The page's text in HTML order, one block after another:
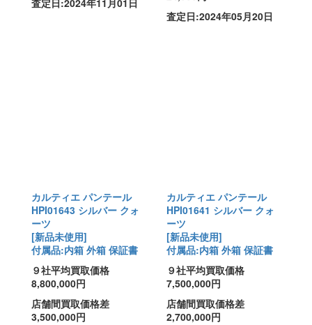
査定日:2024年11月01日
査定日:2024年05月20日
カルティエ パンテール
HPI01643 シルバー クォ
ーツ
[新品未使用]
付属品:内箱 外箱 保証書
９社平均買取価格
8,800,000円
店舗間買取価格差
3,500,000円
カルティエ パンテール
HPI01641 シルバー クォ
ーツ
[新品未使用]
付属品:内箱 外箱 保証書
９社平均買取価格
7,500,000円
店舗間買取価格差
2,700,000円